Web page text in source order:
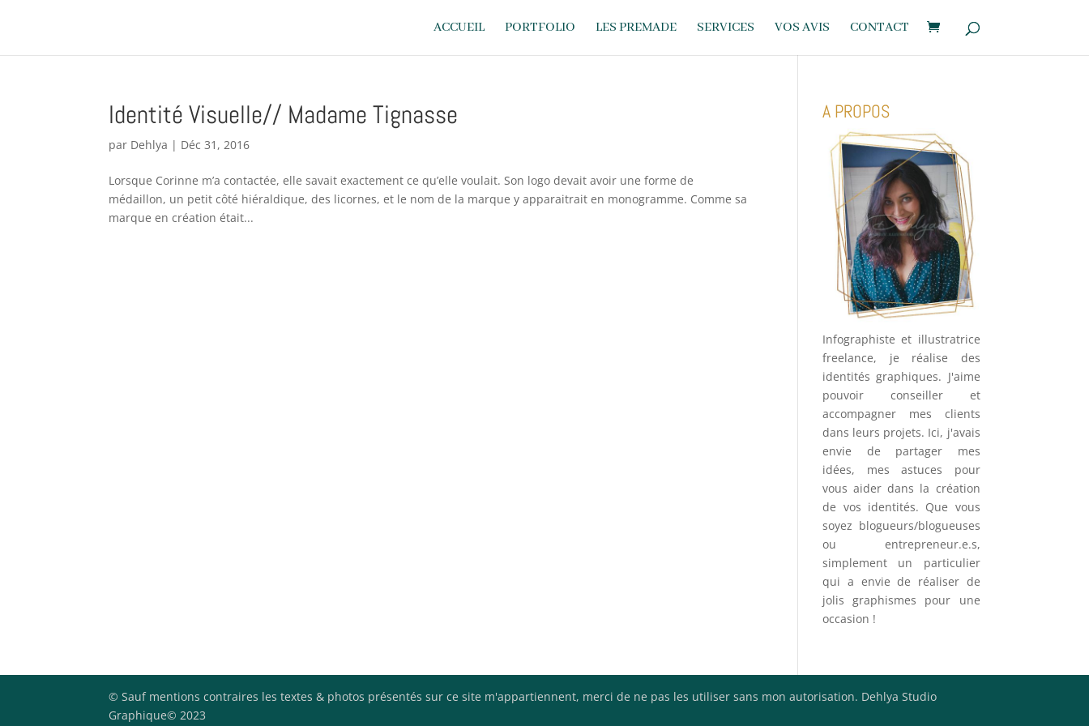
ACCUEIL PORTFOLIO LES PREMADE SERVICES VOS AVIS CONTACT
Identité Visuelle// Madame Tignasse
par Dehlya | Déc 31, 2016
Lorsque Corinne m’a contactée, elle savait exactement ce qu’elle voulait. Son logo devait avoir une forme de
médaillon, un petit côté hiéraldique, des licornes, et le nom de la marque y apparaitrait en monogramme. Comme sa
marque en création était...
A PROPOS
Infographiste et illustratrice
freelance, je réalise des
identités graphiques. J'aime
pouvoir conseiller et
accompagner mes clients
dans leurs projets. Ici, j'avais
envie de partager mes
idées, mes astuces pour
vous aider dans la création
de vos identités. Que vous
soyez blogueurs/blogueuses
ou entrepreneur.e.s,
simplement un particulier
qui a envie de réaliser de
jolis graphismes pour une
occasion !
© Sauf mentions contraires les textes & photos présentés sur ce site m'appartiennent, merci de ne pas les utiliser sans mon autorisation. Dehlya Studio
Graphique© 2023